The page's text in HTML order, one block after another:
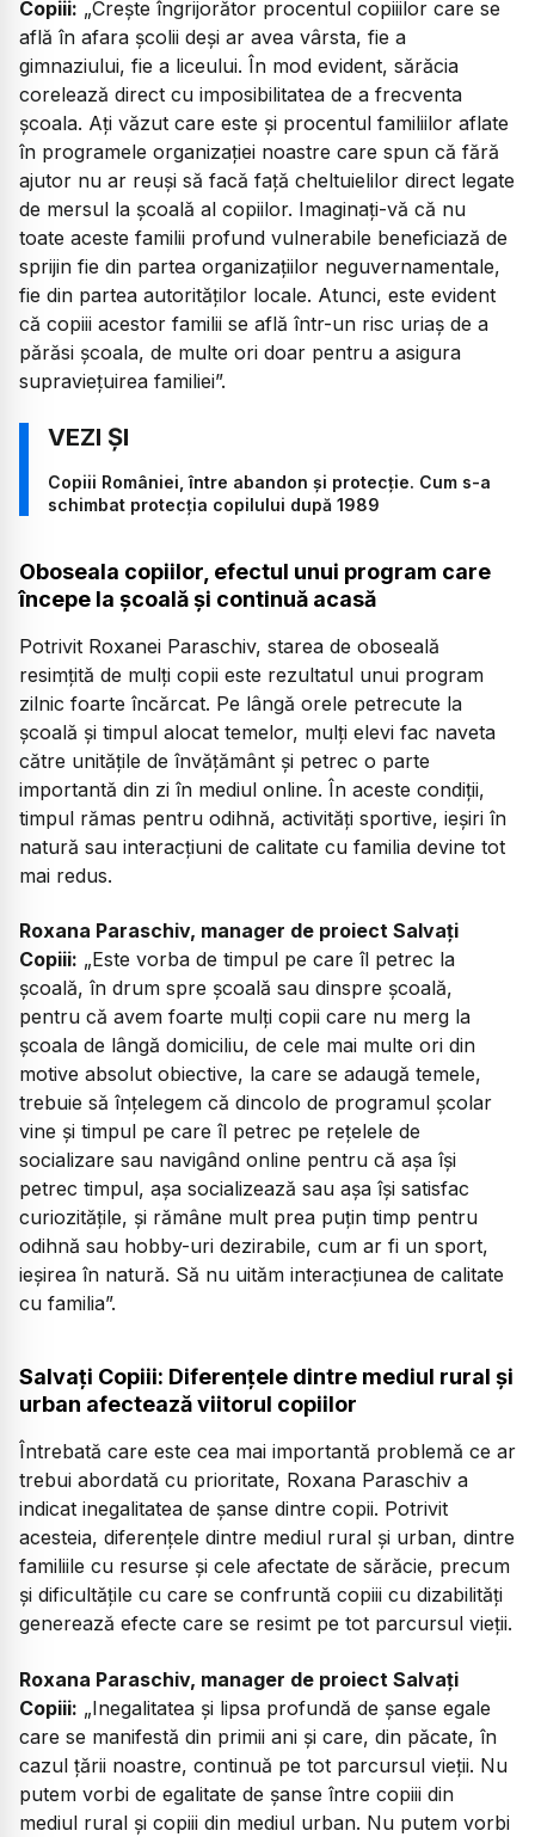
Copiii: „Crește îngrijorător procentul copiiilor care se
află în afara școlii deși ar avea vârsta, fie a
gimnaziului, fie a liceului. În mod evident, sărăcia
corelează direct cu imposibilitatea de a frecventa
școala. Ați văzut care este și procentul familiilor aflate
în programele organizației noastre care spun că fără
ajutor nu ar reuși să facă față cheltuielilor direct legate
de mersul la școală al copiilor. Imaginați-vă că nu
toate aceste familii profund vulnerabile beneficiază de
sprijin fie din partea organizațiilor neguvernamentale,
fie din partea autorităților locale. Atunci, este evident
că copiii acestor familii se află într-un risc uriaș de a
părăsi școala, de multe ori doar pentru a asigura
supraviețuirea familiei”.
Copiii României, între abandon și protecție. Cum s-a
schimbat protecția copilului după 1989
Oboseala copiilor, efectul unui program care
începe la școală și continuă acasă
Potrivit Roxanei Paraschiv, starea de oboseală
resimțită de mulți copii este rezultatul unui program
zilnic foarte încărcat. Pe lângă orele petrecute la
școală și timpul alocat temelor, mulți elevi fac naveta
către unitățile de învățământ și petrec o parte
importantă din zi în mediul online. În aceste condiții,
timpul rămas pentru odihnă, activități sportive, ieșiri în
natură sau interacțiuni de calitate cu familia devine tot
mai redus.
Roxana Paraschiv, manager de proiect Salvați
Copiii: „Este vorba de timpul pe care îl petrec la
școală, în drum spre școală sau dinspre școală,
pentru că avem foarte mulți copii care nu merg la
școala de lângă domiciliu, de cele mai multe ori din
motive absolut obiective, la care se adaugă temele,
trebuie să înțelegem că dincolo de programul școlar
vine și timpul pe care îl petrec pe rețelele de
socializare sau navigând online pentru că așa își
petrec timpul, așa socializează sau așa își satisfac
curiozitățile, și rămâne mult prea puțin timp pentru
odihnă sau hobby-uri dezirabile, cum ar fi un sport,
ieșirea în natură. Să nu uităm interacțiunea de calitate
cu familia”.
Salvați Copiii: Diferențele dintre mediul rural și
urban afectează viitorul copiilor
Întrebată care este cea mai importantă problemă ce ar
trebui abordată cu prioritate, Roxana Paraschiv a
indicat inegalitatea de șanse dintre copii. Potrivit
acesteia, diferențele dintre mediul rural și urban, dintre
familiile cu resurse și cele afectate de sărăcie, precum
și dificultățile cu care se confruntă copiii cu dizabilități
generează efecte care se resimt pe tot parcursul vieții.
Roxana Paraschiv, manager de proiect Salvați
Copiii: „Inegalitatea și lipsa profundă de șanse egale
care se manifestă din primii ani și care, din păcate, în
cazul țării noastre, continuă pe tot parcursul vieții. Nu
putem vorbi de egalitate de șanse între copiii din
mediul rural și copiii din mediul urban. Nu putem vorbi